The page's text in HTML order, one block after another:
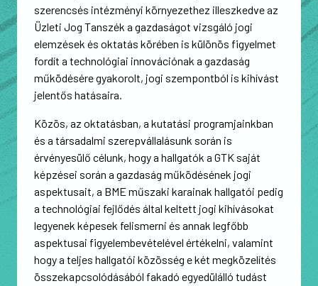
szerencsés intézményi környezethez illeszkedve az
Üzleti Jog Tanszék a gazdaságot vizsgáló jogi
elemzések és oktatás körében is különös figyelmet
fordít a technológiai innovációnak a gazdaság
működésére gyakorolt, jogi szempontból is kihívást
jelentős hatásaira.
Közös, az oktatásban, a kutatási programjainkban
és a társadalmi szerepvállalásunk során is
érvényesülő célunk, hogy a hallgatók a GTK saját
képzései során a gazdaság működésének jogi
aspektusait, a BME műszaki karainak hallgatói pedig
a technológiai fejlődés által keltett jogi kihívásokat
legyenek képesek felismerni és annak legfőbb
aspektusai figyelembevételével értékelni, valamint
hogy a teljes hallgatói közösség e két megközelítés
összekapcsolódásából fakadó egyedülálló tudást